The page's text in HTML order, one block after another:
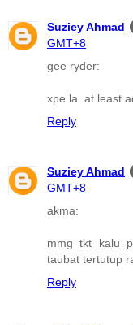
Suziey Ahmad
GMT+8
gee ryder:
xpe la..at least
Reply
Suziey Ahmad
GMT+8
akma:
mmg tkt kalu
taubat tertutup
Reply